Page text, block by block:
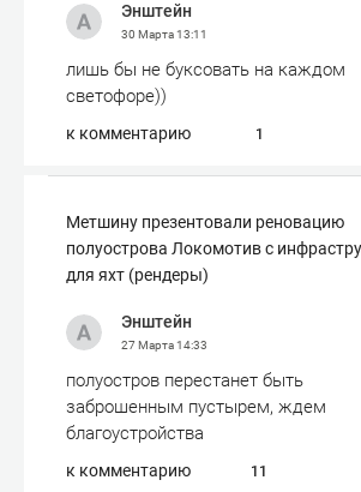
Энштейн
30 Марта13:11
лишь бы не буксовать на каждом
светофоре))
к комментарию 1
Метшину презентовали реновацию
полуострова Локомотив с
для яхт (рендеры)
Энштейн
27 Марта14:33
полуостров перестанет быть
заброшенным пустырем, ждем
благоустройства
к комментарию 11